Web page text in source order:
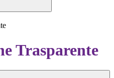
Trasparente